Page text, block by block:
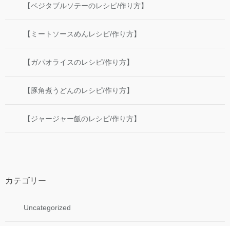
【ベジタブルソテーのレシピ/作り方】
【ミートソースめんレシピ/作り方】
【ガパオライスのレシピ/作り方】
【豚角煮うどんのレシピ/作り方】
【ジャージャー飯のレシピ/作り方】
カテゴリー
Uncategorized